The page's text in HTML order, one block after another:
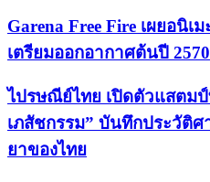
Garena Free Fire เผยอนิเม
เตรียมออกอากาศต้นปี 2570
ไปรษณีย์ไทย เปิดตัวแสตม
เภสัชกรรม” บันทึกประวัติ
ยาของไทย